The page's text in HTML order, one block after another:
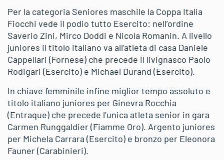
Per la categoria Seniores maschile la Coppa Italia
Fiocchi vede il podio tutto Esercito: nell’ordine
Saverio Zini, Mirco Doddi e Nicola Romanin. A livello
juniores il titolo italiano va all’atleta di casa Daniele
Cappellari (Fornese) che precede il livignasco Paolo
Rodigari (Esercito) e Michael Durand (Esercito).
In chiave femminile infine miglior tempo assoluto e
titolo italiano juniores per Ginevra Rocchia
(Entraque) che precede l’unica atleta senior in gara
Carmen Runggaldier (Fiamme Oro). Argento juniores
per Michela Carrara (Esercito) e bronzo per Eleonora
Fauner (Carabinieri).